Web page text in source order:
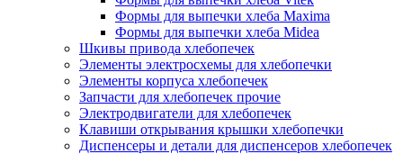
Формы для выпечки хлеба Maxima
Формы для выпечки хлеба Midea
Шкивы привода хлебопечек
Элементы электросхемы для хлебопечки
Элементы корпуса хлебопечек
Запчасти для хлебопечек прочие
Электродвигатели для хлебопечек
Клавиши открывания крышки хлебопечки
Диспенсеры и детали для диспенсеров хлебопечек